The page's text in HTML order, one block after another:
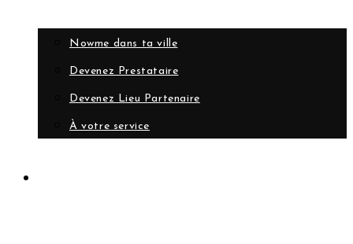
Nowme dans ta ville
Devenez Prestataire
Devenez Lieu Partenaire
À votre service